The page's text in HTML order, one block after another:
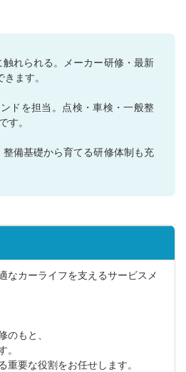
れられる。メーカー研修・最新
ます。
ドを担当。点検・車検・一般整
す。
備基礎から育てる研修体制も充
なカーライフを支えるサービスメ
もと、
要な役割をお任せします。